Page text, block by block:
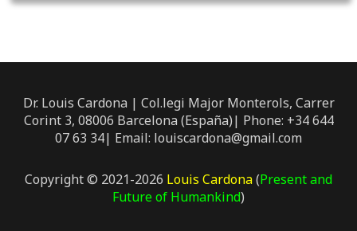
Dr. Louis Cardona | Col.legi Major Monterols, Carrer
Corint 3, 08006 Barcelona (España)| Phone: +34 644
07 63 34| Email: louiscardona@gmail.com
Copyright © 2021-2026 Louis Cardona(Present and
Future of Humankind)